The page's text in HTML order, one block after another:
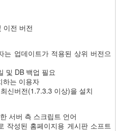
이전 버전
는 업데이트가 적용된 상위 버전으
및 DB 백업 필요
하는 이용자
신버전(1.7.3.3 이상)을 설치
서버 측 스크립트 언어
작성된 홈페이지용 게시판 소프트